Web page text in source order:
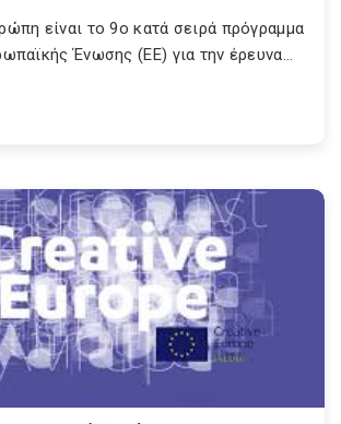
είναι το 9ο κατά σειρά πρόγραμμα
Ένωσης (ΕΕ) για την έρευνα...